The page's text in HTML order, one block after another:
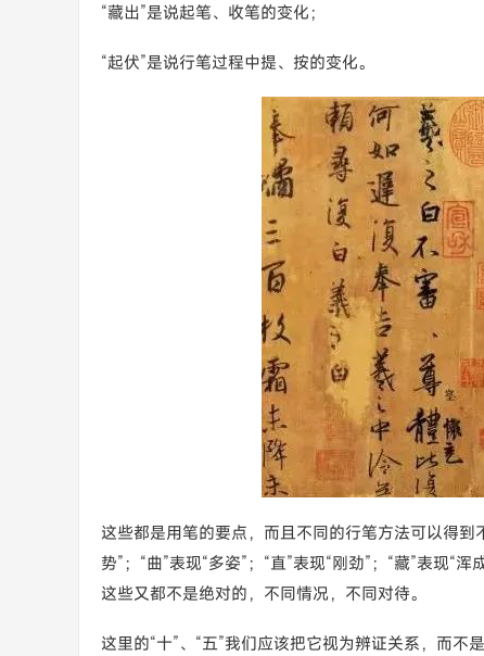
“藏出”是说起笔、收笔的变化；
“起伏”是说行笔过程中提、按的变化。
这些都是用笔的要点，而且不同的行笔方法可以得到
势”；“曲”表现“多姿”；“直”表现“刚劲”；“藏”表现“浑
这些又都不是绝对的，不同情况，不同对待。
这里的“十”、“五”我们应该把它视为辨证关系，而